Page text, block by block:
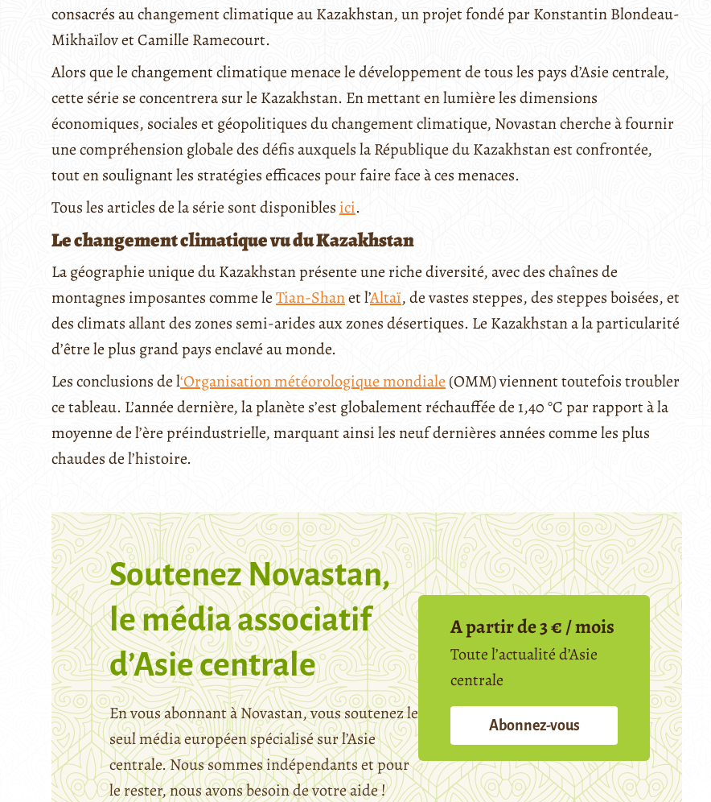
consacrés au changement climatique au Kazakhstan, un projet fondé par Konstantin Blondeau-
Mikhaïlov et Camille Ramecourt.
Alors que le changement climatique menace le développement de tous les pays d’Asie centrale,
cette série se concentrera sur le Kazakhstan. En mettant en lumière les dimensions
économiques, sociales et géopolitiques du changement climatique, Novastan cherche à fournir
une compréhension globale des défis auxquels la République du Kazakhstan est confrontée,
tout en soulignant les stratégies efficaces pour faire face à ces menaces.
Tous les articles de la série sont disponibles ici.
Le changement climatique vu du Kazakhstan
La géographie unique du Kazakhstan présente une riche diversité, avec des chaînes de
montagnes imposantes comme leTian-Shanet l’Altaï, de vastes steppes, des steppes boisées, et
des climats allant des zones semi-arides aux zones désertiques. Le Kazakhstan a la particularité
d’être le plus grand pays enclavé au monde.
Les conclusions de l‘Organisation météorologique mondiale(OMM) viennent toutefois troubler
ce tableau. L’année dernière, la planète s’est globalement réchauffée de 1,40 °C par rapport à la
moyenne de l’ère préindustrielle, marquant ainsi les neuf dernières années comme les plus
chaudes de l’histoire.
Soutenez Novastan,
le média associatif
d’Asie centrale
En vous abonnant à Novastan, vous soutenez le
seul média européen spécialisé sur l’Asie
centrale. Nous sommes indépendants et pour
le rester, nous avons besoin de votre aide !
A partir de 3 € / mois
Toute l’actualité d’Asie
centrale
Abonnez-vous